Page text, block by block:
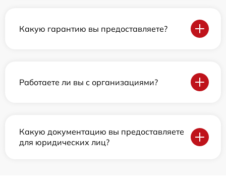
Какую гарантию вы предоставляете?
Работаете ли вы с организациями?
Какую документацию вы предоставляете
для юридических лиц?